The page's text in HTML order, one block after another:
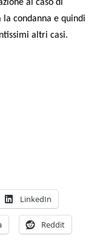
al caso di
la condanna e quindi
altri casi.
LinkedIn
Reddit